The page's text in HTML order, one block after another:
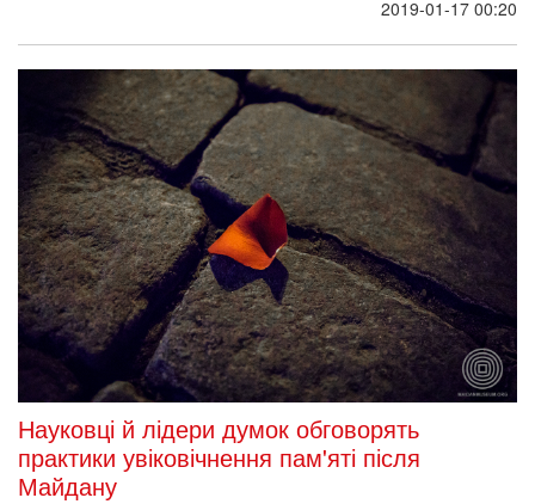
2019-01-17 00:20
Науковці й лідери думок обговорять
практики увіковічнення пам'яті після
Майдану